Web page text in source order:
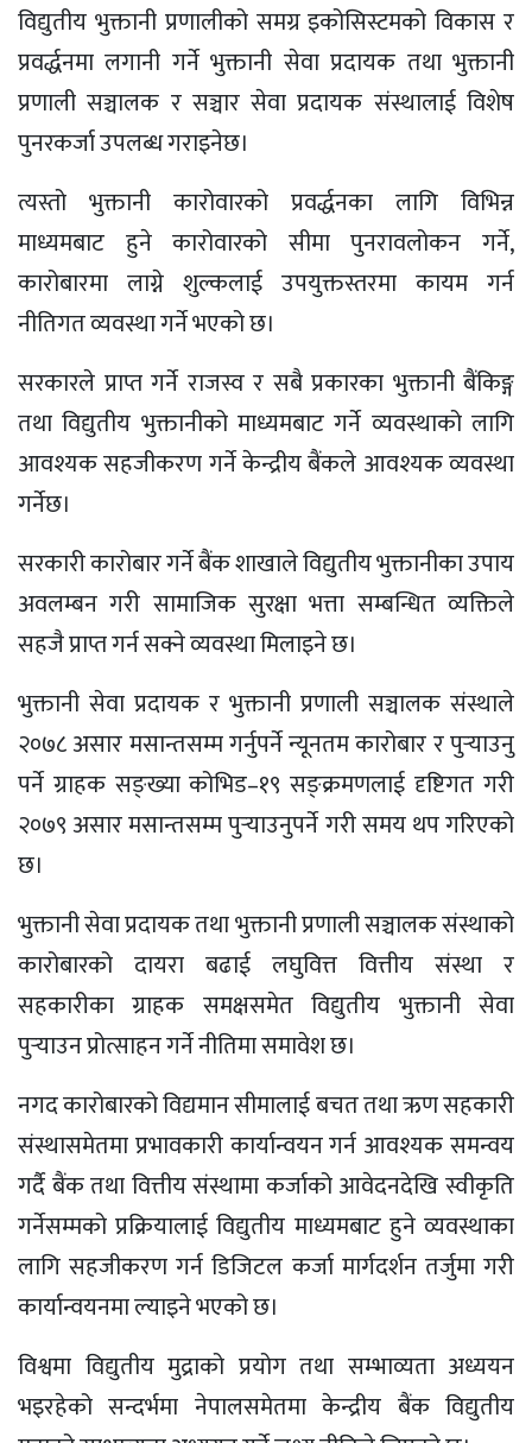
विद्युतीय भुक्तानी प्रणालीको समग्र इकोसिस्टमको विकास र
प्रवर्द्धनमा लगानी गर्ने भुक्तानी सेवा प्रदायक तथा भुक्तानी
प्रणाली सञ्चालक र सञ्चार सेवा प्रदायक संस्थालाई विशेष
पुनरकर्जा उपलब्ध गराइनेछ।
त्यस्तो भुक्तानी कारोवारको प्रवर्द्धनका लागि विभिन्न
माध्यमबाट हुने कारोवारको सीमा पुनरावलोकन गर्ने,
कारोबारमा लाग्ने शुल्कलाई उपयुक्तस्तरमा कायम गर्न
नीतिगत व्यवस्था गर्ने भएको छ।
सरकारले प्राप्त गर्ने राजस्व र सबै प्रकारका भुक्तानी बैंकिङ्ग
तथा विद्युतीय भुक्तानीको माध्यमबाट गर्ने व्यवस्थाको लागि
आवश्यक सहजीकरण गर्ने केन्द्रीय बैंकले आवश्यक व्यवस्था
गर्नेछ।
सरकारी कारोबार गर्ने बैंक शाखाले विद्युतीय भुक्तानीका उपाय
अवलम्बन गरी सामाजिक सुरक्षा भत्ता सम्बन्धित व्यक्तिले
सहजै प्राप्त गर्न सक्ने व्यवस्था मिलाइने छ।
भुक्तानी सेवा प्रदायक र भुक्तानी प्रणाली सञ्चालक संस्थाले
२०७८ असार मसान्तसम्म गर्नुपर्ने न्यूनतम कारोबार र पुर्‍याउनु
पर्ने ग्राहक सङ्ख्या कोभिड–१९ सङ्क्रमणलाई दृष्टिगत गरी
२०७९ असार मसान्तसम्म पुर्‍याउनुपर्ने गरी समय थप गरिएको
छ।
भुक्तानी सेवा प्रदायक तथा भुक्तानी प्रणाली सञ्चालक संस्थाको
कारोबारको दायरा बढाई लघुवित्त वित्तीय संस्था र
सहकारीका ग्राहक समक्षसमेत विद्युतीय भुक्तानी सेवा
पुर्‍याउन प्रोत्साहन गर्ने नीतिमा समावेश छ।
नगद कारोबारको विद्यमान सीमालाई बचत तथा ऋण सहकारी
संस्थासमेतमा प्रभावकारी कार्यान्वयन गर्न आवश्यक समन्वय
गर्दै बैंक तथा वित्तीय संस्थामा कर्जाको आवेदनदेखि स्वीकृति
गर्नेसम्मको प्रक्रियालाई विद्युतीय माध्यमबाट हुने व्यवस्थाका
लागि सहजीकरण गर्न डिजिटल कर्जा मार्गदर्शन तर्जुमा गरी
कार्यान्वयनमा ल्याइने भएको छ।
विश्वमा विद्युतीय मुद्राको प्रयोग तथा सम्भाव्यता अध्ययन
भइरहेको सन्दर्भमा नेपालसमेतमा केन्द्रीय बैंक विद्युतीय